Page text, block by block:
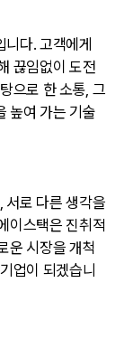
다. 고객에게
끊임없이 도전
으로 한 소통, 그
높여 가는 기술
서로 다른 생각을
이스택은 진취적
운 시장을 개척
업이 되겠습니